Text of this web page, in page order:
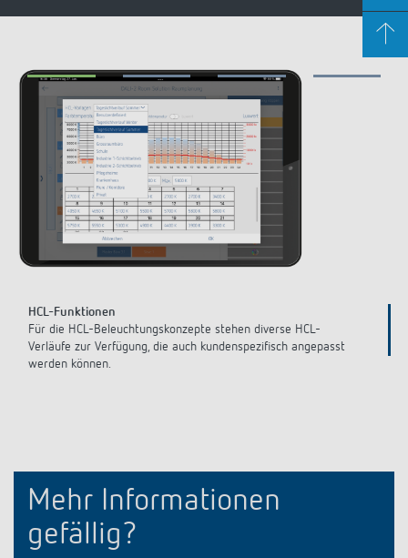
Gebäude definieren
Legen Sie Ihr Gebäude an, die verschiedenen Stockwerke und
Raumtypen und vergeben Sie eindeutige Namen.
Mehr Informationen
gefällig?